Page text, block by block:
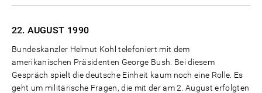
22. AUGUST 1990
Bundeskanzler Helmut Kohl telefoniert mit dem
amerikanischen Präsidenten George Bush. Bei diesem
Gespräch spielt die deutsche Einheit kaum noch eine Rolle. Es
geht um militärische Fragen, die mit der am 2. August erfolgten